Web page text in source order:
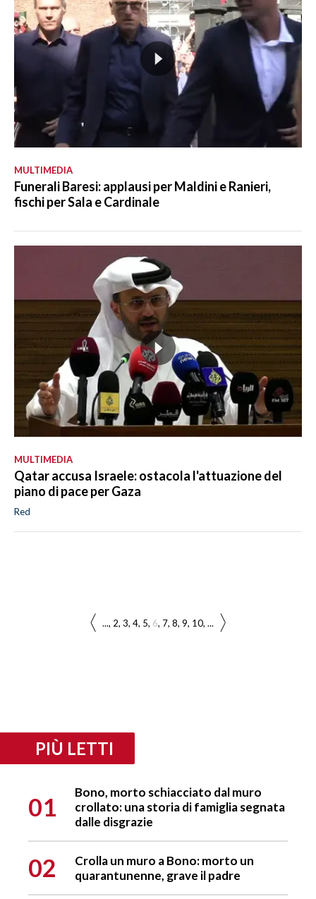
MULTIMEDIA
Funerali Baresi: applausi per Maldini e Ranieri,
fischi per Sala e Cardinale
MULTIMEDIA
Qatar accusa Israele: ostacola l'attuazione del
piano di pace per Gaza
Red
... 2 3 4 5 6 7 8 9 10 ...
PIÙ LETTI
01
Bono, morto schiacciato dal muro
crollato: una storia di famiglia segnata
dalle disgrazie
02
Crolla un muro a Bono: morto un
quarantunenne, grave il padre